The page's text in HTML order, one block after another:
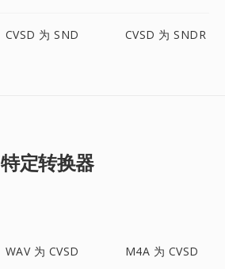
CVSD 为 SND CVSD 为 SNDR
特定转换器
WAV 为 CVSD M4A 为 CVSD